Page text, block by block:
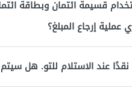
إرجاع المبلغ؟
عند الاستلام للتو. هل سيتم